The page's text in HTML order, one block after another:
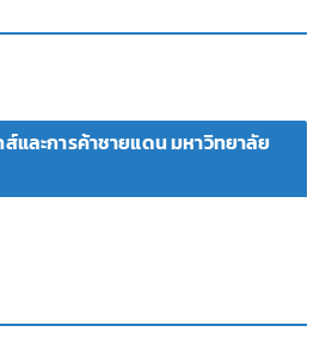
และการค้าชายแดน มหาวิทยาลัย